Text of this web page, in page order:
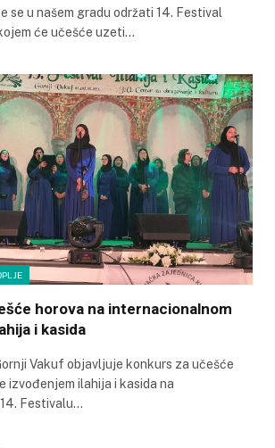
se u našem gradu održati 14. Festival
će učešće uzeti…
horova na internacionalnom
i kasida
Vakuf objavljuje konkurs za učešće
izvođenjem ilahija i kasida na
Festivalu…